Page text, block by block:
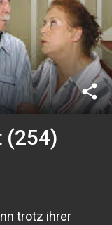
share
(254)
trotz ihrer